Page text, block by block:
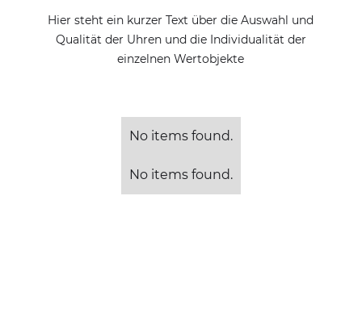
Hier steht ein kurzer Text über die Auswahl und
Qualität der Uhren und die Individualität der
einzelnen Wertobjekte
No items found.
No items found.